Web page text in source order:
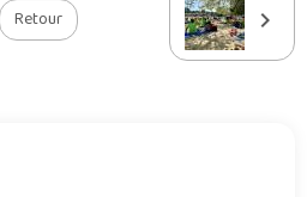
Retour